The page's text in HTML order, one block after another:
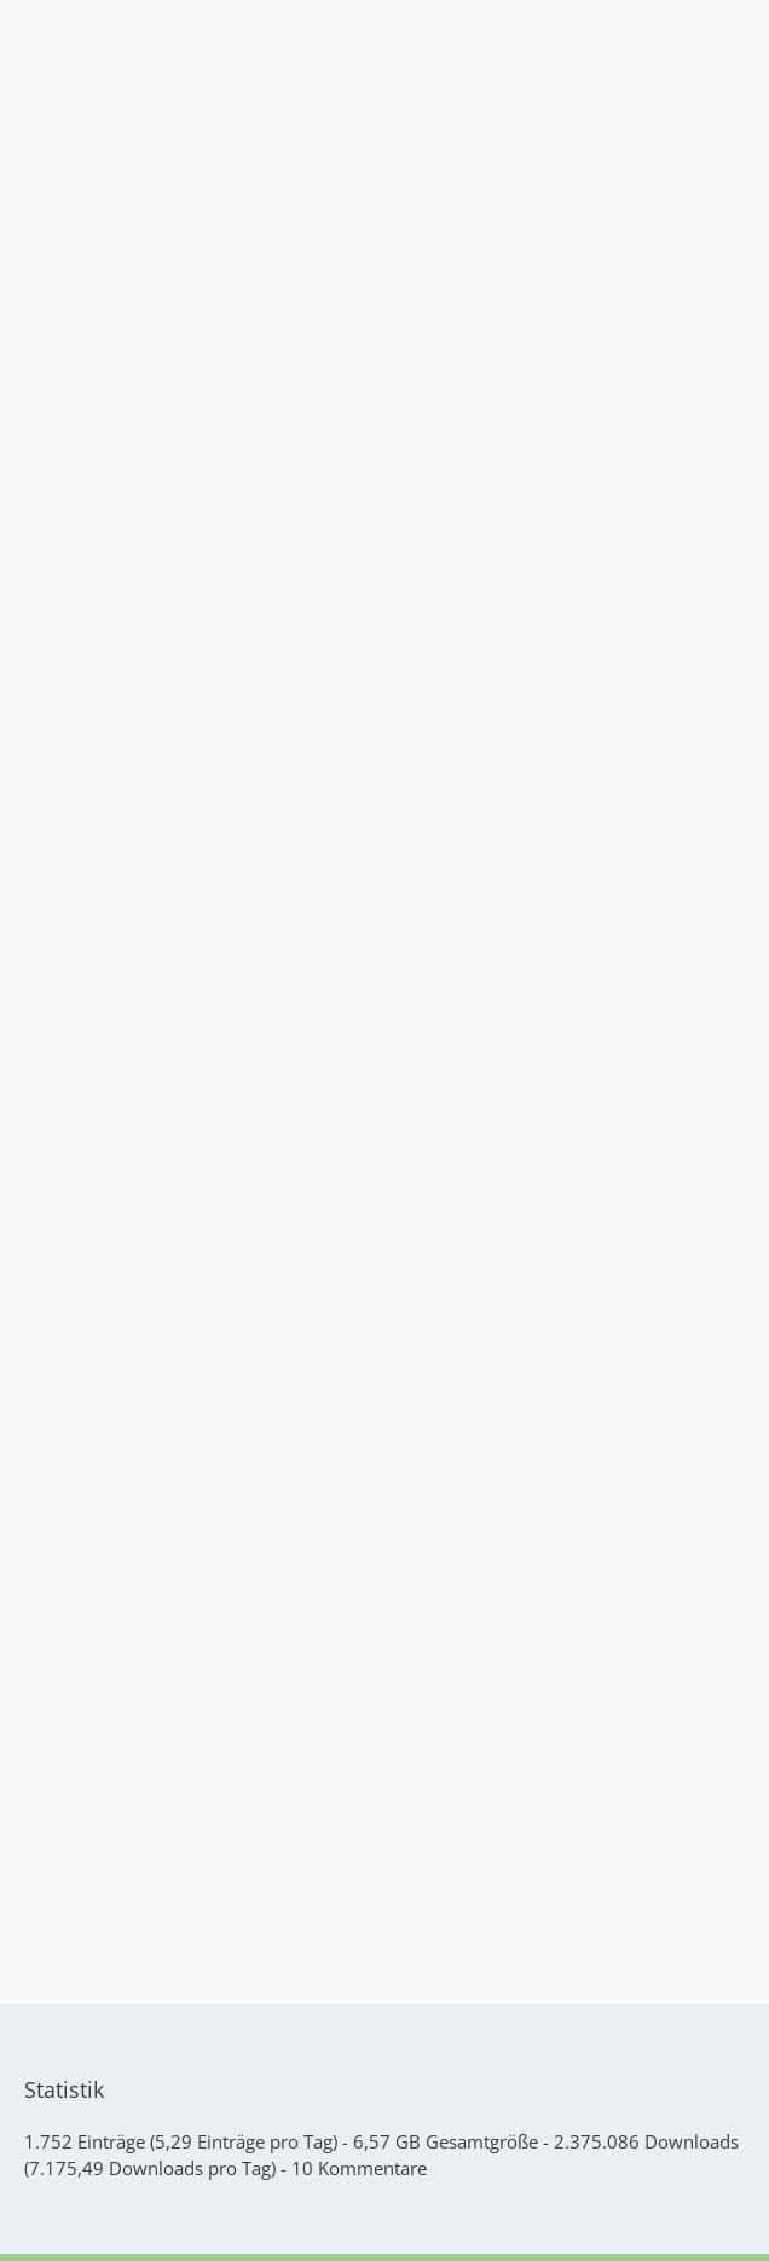
Statistik
1.752 Einträge (5,29 Einträge pro Tag) - 6,57 GB Gesamtgröße - 2.375.086 Downloads
(7.175,49 Downloads pro Tag) - 10 Kommentare